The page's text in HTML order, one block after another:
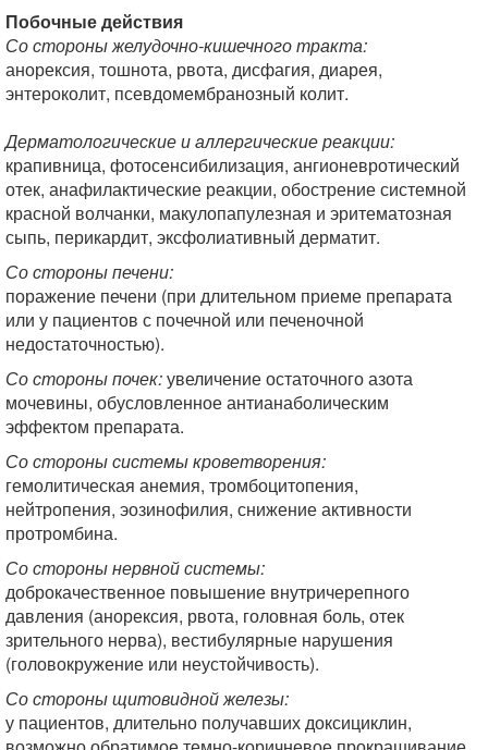
Побочные действия
Со стороны желудочно-кишечного тракта:
анорексия, тошнота, рвота, дисфагия, диарея,
энтероколит, псевдомембранозный колит.
Дерматологические и аллергические реакции:
крапивница, фотосенсибилизация, ангионевротический
отек, анафилактические реакции, обострение системной
красной волчанки, макулопапулезная и эритематозная
сыпь, перикардит, эксфолиативный дерматит.
Со стороны печени:
поражение печени (при длительном приеме препарата
или у пациентов с почечной или печеночной
недостаточностью).
Со стороны почек:увеличение остаточного азота
мочевины, обусловленное антианаболическим
эффектом препарата.
Со стороны системы кроветворения:
гемолитическая анемия, тромбоцитопения,
нейтропения, эозинофилия, снижение активности
протромбина.
Со стороны нервной системы:
доброкачественное повышение внутричерепного
давления (анорексия, рвота, головная боль, отек
зрительного нерва), вестибулярные нарушения
(головокружение или неустойчивость).
Со стороны щитовидной железы:
у пациентов, длительно получавших доксициклин,